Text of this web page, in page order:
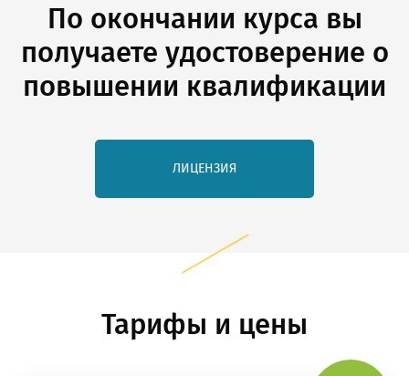
По окончании курса вы
получаете удостоверение о
повышении квалификации
ЛИЦЕНЗИЯ
Тарифы и цены